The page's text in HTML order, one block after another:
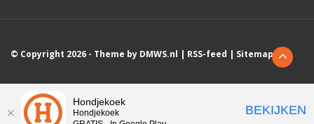
© Copyright 2026 - Theme by DMWS.nl RSS-feed Sitemap
Wij slaan cookies op om onze website te verbeteren. Is dat akkoord?
Ja Nee
Hondjekoek
Hondjekoek
BEKIJKEN